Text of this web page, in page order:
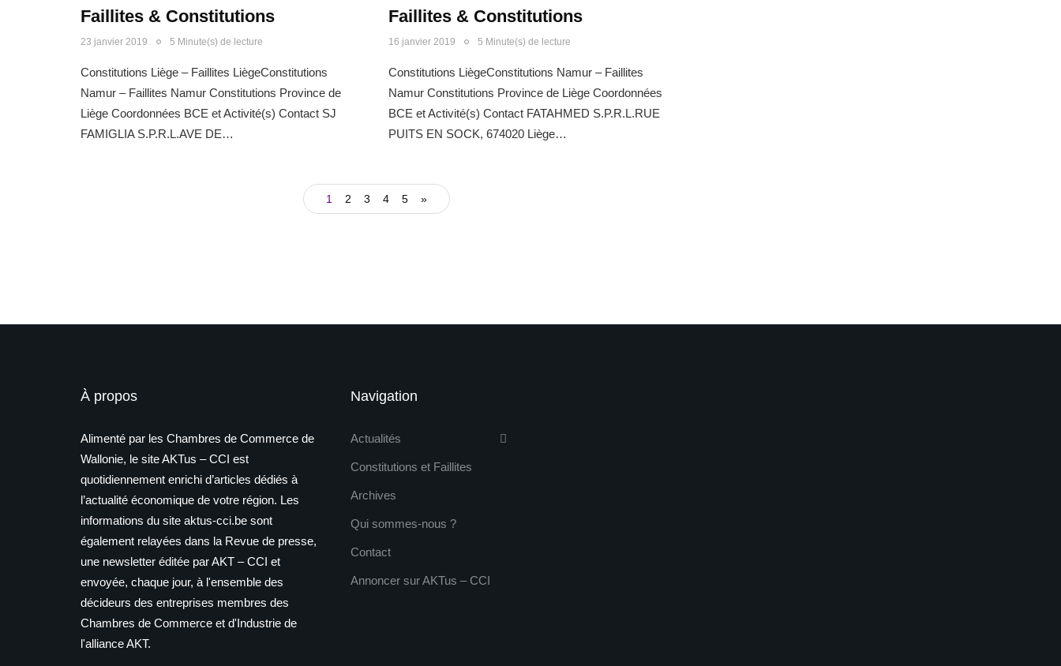
Faillites & Constitutions
23 janvier 2019 5 Minute(s) de lecture
Constitutions Liège – Faillites LiègeConstitutions
Namur – Faillites Namur Constitutions Province de
Liège Coordonnées BCE et Activité(s) Contact SJ
FAMIGLIA S.P.R.L.AVE DE…
Faillites & Constitutions
16 janvier 2019 5 Minute(s) de lecture
Constitutions LiègeConstitutions Namur – Faillites
Namur Constitutions Province de Liège Coordonnées
BCE et Activité(s) Contact FATAHMED S.P.R.L.RUE
PUITS EN SOCK, 674020 Liège…
1 2 3 4 5 »
À propos
Alimenté par les Chambres de Commerce de
Wallonie, le site AKTus – CCI est
quotidiennement enrichi d’articles dédiés à
l’actualité économique de votre région. Les
informations du site aktus-cci.be sont
également relayées dans la Revue de presse,
une newsletter éditée par AKT – CCI et
envoyée, chaque jour, à l'ensemble des
décideurs des entreprises membres des
Chambres de Commerce et d'Industrie de
l'alliance AKT.
Navigation
Actualités
Constitutions et Faillites
Archives
Qui sommes-nous ?
Contact
Annoncer sur AKTus – CCI